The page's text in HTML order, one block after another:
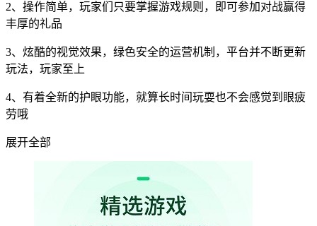
2、操作简单，玩家们只要掌握游戏规则，即可参加对战赢得
丰厚的礼品
3、炫酷的视觉效果，绿色安全的运营机制，平台并不断更新
玩法，玩家至上
4、有着全新的护眼功能，就算长时间玩耍也不会感觉到眼疲
劳哦
展开全部